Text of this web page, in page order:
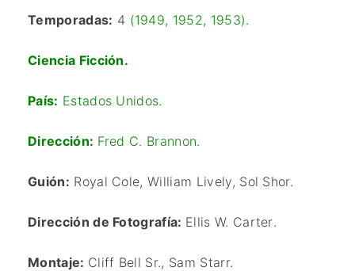
Temporadas: 4 (1949, 1952, 1953).
Ciencia Ficción.
País: Estados Unidos.
Dirección: Fred C. Brannon.
Guión: Royal Cole, William Lively, Sol Shor.
Dirección de Fotografía: Ellis W. Carter.
Montaje: Cliff Bell Sr., Sam Starr.